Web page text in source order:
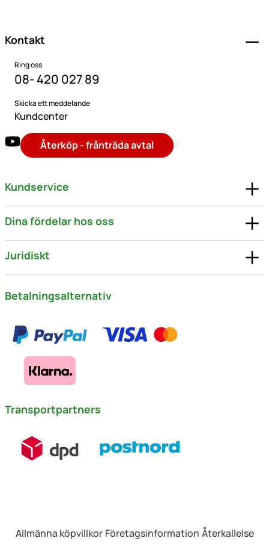
Kontakt
Ring oss
08- 420 027 89
Skicka ett meddelande
Kundcenter
Återköp - frånträda avtal
Kundservice
Dina fördelar hos oss
Juridiskt
Betalningsalternativ
Transportpartners
Allmänna köpvillkor Företagsinformation Återkallelse